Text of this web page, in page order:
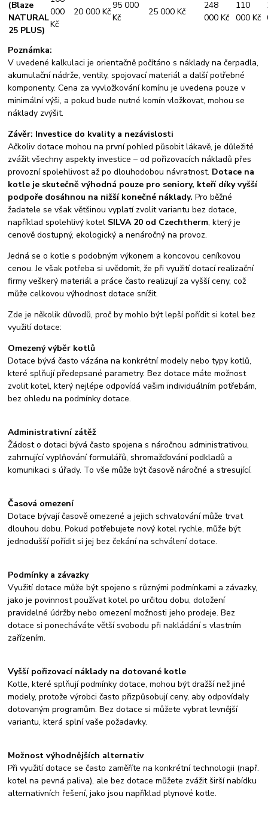
(Blaze
NATURAL
25 PLUS)
000
Kč
20 000 Kč
95 000
Kč
25 000 Kč
248
000 Kč
110
000 Kč
Poznámka:
V uvedené kalkulaci je orientačně počítáno s náklady na čerpadla,
akumulační nádrže, ventily, spojovací materiál a další potřebné
komponenty. Cena za vyvložkování komínu je uvedena pouze v
minimální výši, a pokud bude nutné komín vložkovat, mohou se
náklady zvýšit.
Závěr: Investice do kvality a nezávislosti
Ačkoliv dotace mohou na první pohled působit lákavě, je důležité
zvážit všechny aspekty investice – od pořizovacích nákladů přes
provozní spolehlivost až po dlouhodobou návratnost. Dotace na
kotle je skutečně výhodná pouze pro seniory, kteří díky vyšší
podpoře dosáhnou na nižší konečné náklady. Pro běžné
žadatele se však většinou vyplatí zvolit variantu bez dotace,
například spolehlivý kotel SILVA 20 od Czechtherm, který je
cenově dostupný, ekologický a nenáročný na provoz.
Jedná se o kotle s podobným výkonem a koncovou ceníkovou
cenou. Je však potřeba si uvědomit, že při využití dotací realizační
firmy veškerý materiál a práce často realizují za vyšší ceny, což
může celkovou výhodnost dotace snížit.
Zde je několik důvodů, proč by mohlo být lepší pořídit si kotel bez
využití dotace:
Omezený výběr kotlů
Dotace bývá často vázána na konkrétní modely nebo typy kotlů,
které splňují předepsané parametry. Bez dotace máte možnost
zvolit kotel, který nejlépe odpovídá vašim individuálním potřebám,
bez ohledu na podmínky dotace.
Administrativní zátěž
Žádost o dotaci bývá často spojena s náročnou administrativou,
zahrnující vyplňování formulářů, shromažďování podkladů a
komunikaci s úřady. To vše může být časově náročné a stresující.
Časová omezení
Dotace bývají časově omezené a jejich schvalování může trvat
dlouhou dobu. Pokud potřebujete nový kotel rychle, může být
jednodušší pořídit si jej bez čekání na schválení dotace.
Podmínky a závazky
Využití dotace může být spojeno s různými podmínkami a závazky,
jako je povinnost používat kotel po určitou dobu, doložení
pravidelné údržby nebo omezení možnosti jeho prodeje. Bez
dotace si ponecháváte větší svobodu při nakládání s vlastním
zařízením.
Vyšší pořizovací náklady na dotované kotle
Kotle, které splňují podmínky dotace, mohou být dražší než jiné
modely, protože výrobci často přizpůsobují ceny, aby odpovídaly
dotovaným programům. Bez dotace si můžete vybrat levnější
variantu, která splní vaše požadavky.
Možnost výhodnějších alternativ
Při využití dotace se často zaměříte na konkrétní technologii (např.
kotel na pevná paliva), ale bez dotace můžete zvážit širší nabídku
alternativních řešení, jako jsou například plynové kotle.